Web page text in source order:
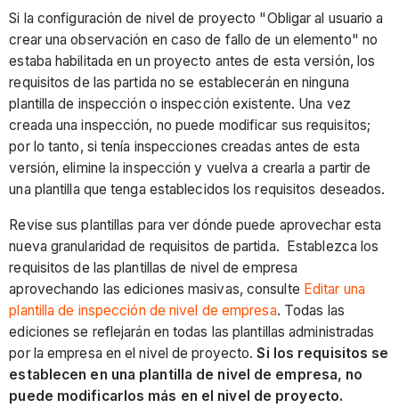
plantilla
de
proyecto
antes
de
nueva
función
de
requisitos
de
inspección?
¿Se
sincronizarán
los
requisitos
nivel
de
empresa
Si la configuración de nivel de proyecto "Obligar al usuario a
crear una observación en caso de fallo de un elemento" no
estaba habilitada en un proyecto antes de esta versión, los
requisitos de las partida no se establecerán en ninguna
plantilla de inspección o inspección existente. Una vez
creada una inspección, no puede modificar sus requisitos;
por lo tanto, si tenía inspecciones creadas antes de esta
versión, elimine la inspección y vuelva a crearla a partir de
una plantilla que tenga establecidos los requisitos deseados.
Revise sus plantillas para ver dónde puede aprovechar esta
nueva granularidad de requisitos de partida. Establezca los
requisitos de las plantillas de nivel de empresa
aprovechando las ediciones masivas, consulte Editar una
plantilla de inspección de nivel de empresa. Todas las
ediciones se reflejarán en todas las plantillas administradas
por la empresa en el nivel de proyecto.Si los requisitos se
establecen en una plantilla de nivel de empresa, no
puede modificarlos más en el nivel de proyecto.